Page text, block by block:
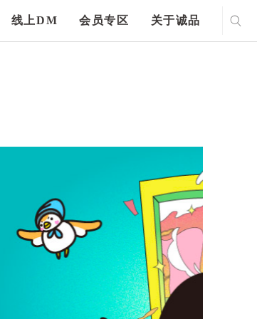
线上DM 会员专区 关于诚品